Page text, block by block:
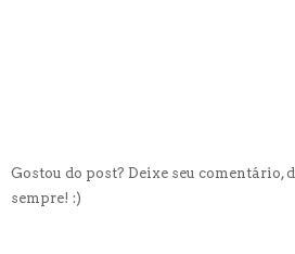
Gostou do post? Deixe seu comentário,
sempre! :)